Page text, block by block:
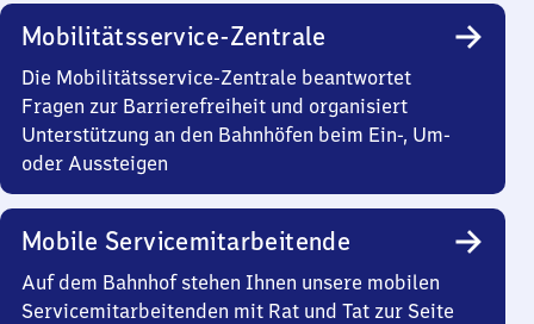
Mobilitätsservice-Zentrale
Die Mobilitätsservice-Zentrale beantwortet
Fragen zur Barrierefreiheit und organisiert
Unterstützung an den Bahnhöfen beim Ein-, Um-
oder Aussteigen
Mobile Servicemitarbeitende
Auf dem Bahnhof stehen Ihnen unsere mobilen
Servicemitarbeitenden mit Rat und Tat zur Seite